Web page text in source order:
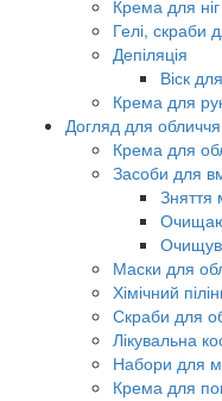
Крема для ніг
Гелі, скраби
Депіляція
Віск
Крема для
Догляд для обличчя
Крема для
Засоби для
Зняття
Маски для
Хімічний
Скраби для
Лікувальна
Набори для
Крема для